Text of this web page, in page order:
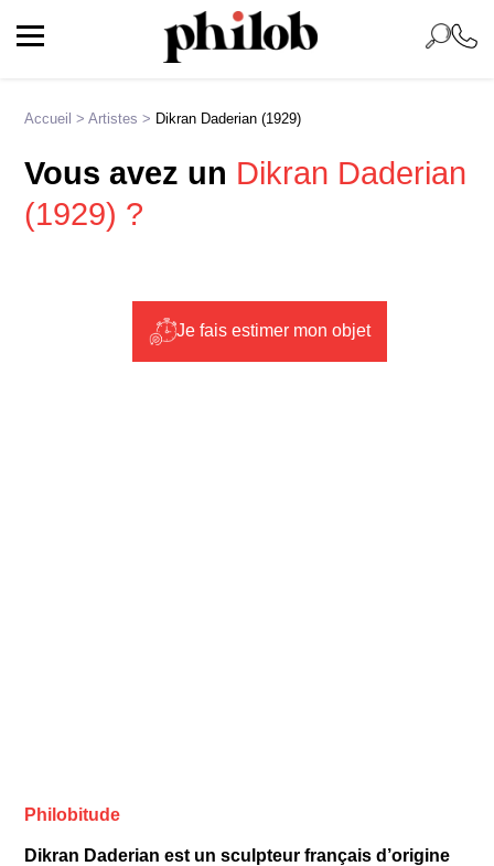
Accueil >Artistes > Dikran Daderian (1929)
Vous avez un Dikran Daderian
(1929) ?
Je fais estimer mon objet
Philobitude
Dikran Daderian est un sculpteur français d’origine